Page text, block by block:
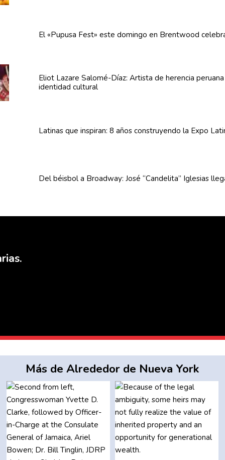
El «Pupusa Fest» este domingo en Brentwood
Eliot Lazare Salomé-Díaz: Artista de herencia
identidad cultural
Latinas que inspiran: 8 años construyendo la Expo
Del béisbol a Broadway: José “Candelita” Iglesias
Más de Alrededor de Nueva York